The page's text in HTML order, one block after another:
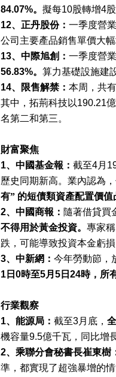
84.07%。 擬每10股轉增4
12、正丹股份： 一季度營
公司主要產品銷售單價大
13、中際旭創： 一季度營
56.83%。 算力基礎設施建
14、限售解禁： 本周，共有
其中，拓荊科技以190.21
名第二和第三。
財富聚焦
1、中國基金報： 截至4月
歷史同期新高。業內認為
有” 的短債類資產配置價值
2、中國商報： 隨著借貸買
不得用於黃金投資。 專家
跌，可能導致投資本金虧
3、中新網： 今年勞動節，
1 日 0時至5月 5 日 24時，所
行業觀察
1、能源局： 截至3月底，
機容量9.5億千瓦，同比增
2、乘聯分會秘書長崔東樹
準，都實現了超強暴增的